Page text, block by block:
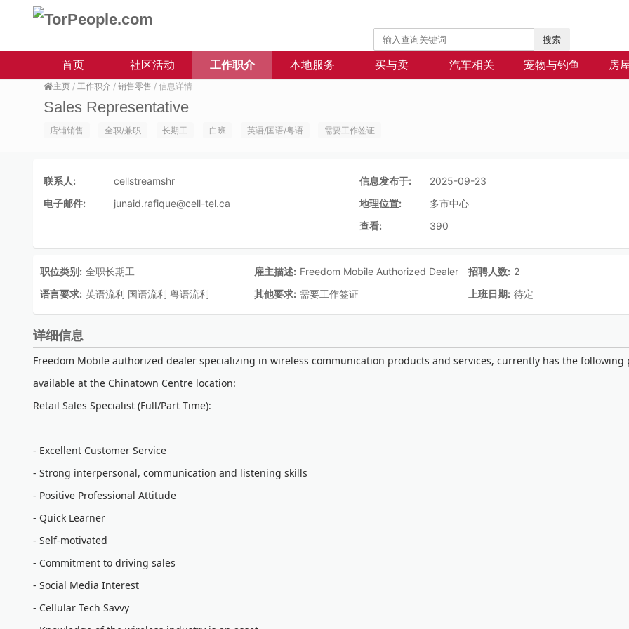
搜索
首页 社区活动 工作职介 本地服务 买与卖 汽车相关 宠物与钓鱼 房
主页 / 工作职介 / 销售零售 / 信息详情
Sales Representative
店铺销售 全职/兼职 长期工 白班 英语/国语/粤语 需要工作签证
联系人:
cellstreamshr
电子邮件:
junaid.rafique@cell-tel.ca
信息发布于:
2025-09-23
地理位置:
多市中心
查看:
390
职位类别: 全职长期工 雇主描述: Freedom Mobile Authorized Dealer 招聘人数: 2
语言要求: 英语流利 国语流利 粤语流利 其他要求: 需要工作签证 上班日期: 待定
详细信息
Freedom Mobile authorized dealer specializing in wireless communication products and services, currently has the following
available at the Chinatown Centre location:
Retail Sales Specialist (Full/Part Time):
- Excellent Customer Service
- Strong interpersonal, communication and listening skills
- Positive Professional Attitude
- Quick Learner
- Self-motivated
- Commitment to driving sales
- Social Media Interest
- Cellular Tech Savvy